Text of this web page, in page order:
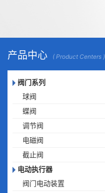
产品中心 ( Product Centers )
阀门系列
球阀
蝶阀
调节阀
电磁阀
截止阀
电动执行器
阀门电动装置